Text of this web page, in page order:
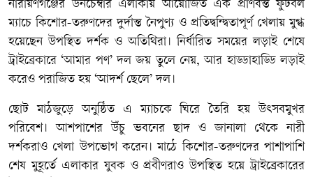
নারায়ণগঞ্জের ডনচেম্বার এলাকায় আয়োজিত এক প্রাণবন্ত ফুটবল
ম্যাচে কিশোর-তরুণদের দুর্দান্ত নৈপুণ্য ও প্রতিদ্বন্দ্বিতাপূর্ণ খেলায় মুগ্ধ
হয়েছেন উপস্থিত দর্শক ও অতিথিরা। নির্ধারিত সময়ের লড়াই শেষে
ট্রাইব্রেকারে ‘আমার পণ’ দল জয় তুলে নেয়, আর হাড্ডাহাড্ডি লড়াই
করেও পরাজিত হয় ‘আদর্শ ছেলে’ দল।
ছোট মাঠজুড়ে অনুষ্ঠিত এ ম্যাচকে ঘিরে তৈরি হয় উৎসবমুখর
পরিবেশ। আশপাশের উঁচু ভবনের ছাদ ও জানালা থেকে নারী
দর্শকরাও খেলা উপভোগ করেন। মাঠে কিশোর-তরুণদের পাশাপাশি
শেষ মুহূর্তে এলাকার যুবক ও প্রবীণরাও উপস্থিত হয়ে ট্রাইব্রেকারের